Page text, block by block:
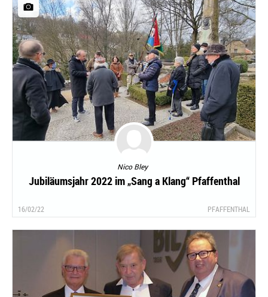
Nico Bley
Jubiläumsjahr 2022 im „Sang a Klang“ Pfaffenthal
16/02/22 PFAFFENTHAL